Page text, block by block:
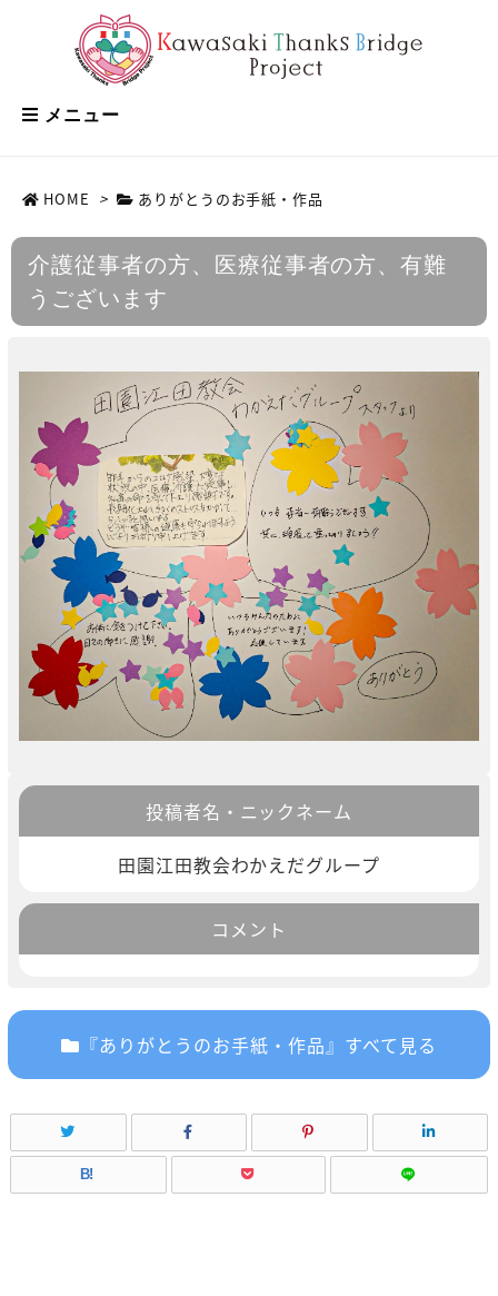
メニュー
HOME > ありがとうのお手紙・作品
介護従事者の方、医療従事者の方、有難
うございます
投稿者名・ニックネーム
田園江田教会わかえだグループ
コメント
『ありがとうのお手紙・作品』すべて見る
B!